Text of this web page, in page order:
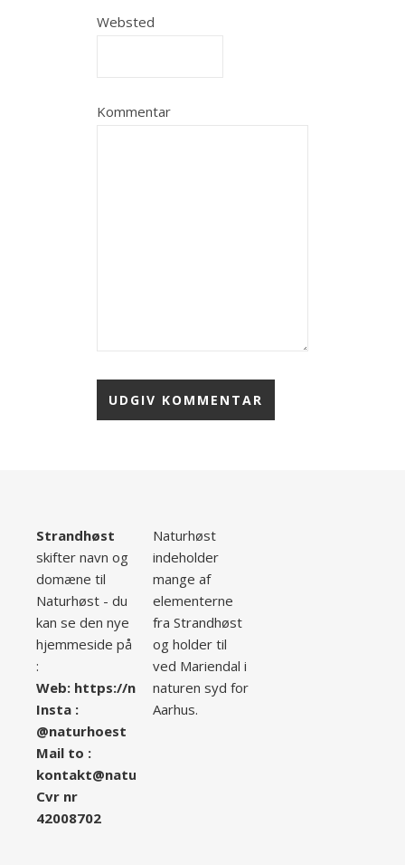
Websted
Kommentar
Strandhøst
skifter navn og
domæne til
Naturhøst - du
kan se den nye
hjemmeside på
:
Web: https://naturhoest.dk/
Insta :
@naturhoest
Mail to :
kontakt@naturhoest.dk
Cvr nr
42008702
Naturhøst
indeholder
mange af
elementerne
fra Strandhøst
og holder til
ved Mariendal i
naturen syd for
Aarhus.